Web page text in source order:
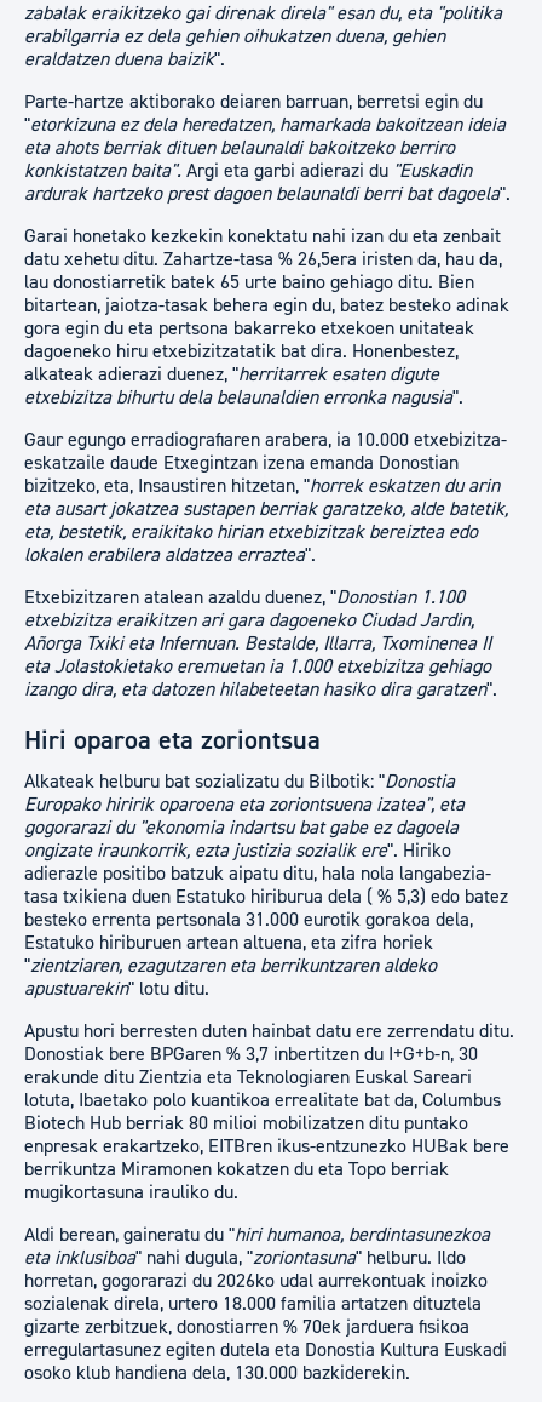
zabalak eraikitzeko gai direnak direla" esan du, eta "politika
erabilgarria ez dela gehien oihukatzen duena, gehien
eraldatzen duena baizik".
Parte-hartze aktiborako deiaren barruan, berretsi egin du
"etorkizuna ez dela heredatzen, hamarkada bakoitzean ideia
eta ahots berriak dituen belaunaldi bakoitzeko berriro
konkistatzen baita". Argi eta garbi adierazi du "Euskadin
ardurak hartzeko prest dagoen belaunaldi berri bat dagoela".
Garai honetako kezkekin konektatu nahi izan du eta zenbait
datu xehetu ditu. Zahartze-tasa % 26,5era iristen da, hau da,
lau donostiarretik batek 65 urte baino gehiago ditu. Bien
bitartean, jaiotza-tasak behera egin du, batez besteko adinak
gora egin du eta pertsona bakarreko etxekoen unitateak
dagoeneko hiru etxebizitzatatik bat dira. Honenbestez,
alkateak adierazi duenez, "herritarrek esaten digute
etxebizitza bihurtu dela belaunaldien erronka nagusia".
Gaur egungo erradiografiaren arabera, ia 10.000 etxebizitza-
eskatzaile daude Etxegintzan izena emanda Donostian
bizitzeko, eta, Insaustiren hitzetan, "horrek eskatzen du arin
eta ausart jokatzea sustapen berriak garatzeko, alde batetik,
eta, bestetik, eraikitako hirian etxebizitzak bereiztea edo
lokalen erabilera aldatzea erraztea".
Etxebizitzaren atalean azaldu duenez, "Donostian 1.100
etxebizitza eraikitzen ari gara dagoeneko Ciudad Jardin,
Añorga Txiki eta Infernuan. Bestalde, Illarra, Txominenea II
eta Jolastokietako eremuetan ia 1.000 etxebizitza gehiago
izango dira, eta datozen hilabeteetan hasiko dira garatzen".
Hiri oparoa eta zoriontsua
Alkateak helburu bat sozializatu du Bilbotik: "Donostia
Europako hiririk oparoena eta zoriontsuena izatea", eta
gogorarazi du "ekonomia indartsu bat gabe ez dagoela
ongizate iraunkorrik, ezta justizia sozialik ere". Hiriko
adierazle positibo batzuk aipatu ditu, hala nola langabezia-
tasa txikiena duen Estatuko hiriburua dela ( % 5,3) edo batez
besteko errenta pertsonala 31.000 eurotik gorakoa dela,
Estatuko hiriburuen artean altuena, eta zifra horiek
"zientziaren, ezagutzaren eta berrikuntzaren aldeko
apustuarekin" lotu ditu.
Apustu hori berresten duten hainbat datu ere zerrendatu ditu.
Donostiak bere BPGaren % 3,7 inbertitzen du I+G+b-n, 30
erakunde ditu Zientzia eta Teknologiaren Euskal Sareari
lotuta, Ibaetako polo kuantikoa errealitate bat da, Columbus
Biotech Hub berriak 80 milioi mobilizatzen ditu puntako
enpresak erakartzeko, EITBren ikus-entzunezko HUBak bere
berrikuntza Miramonen kokatzen du eta Topo berriak
mugikortasuna irauliko du.
Aldi berean, gaineratu du "hiri humanoa, berdintasunezkoa
eta inklusiboa" nahi dugula, "zoriontasuna" helburu. Ildo
horretan, gogorarazi du 2026ko udal aurrekontuak inoizko
sozialenak direla, urtero 18.000 familia artatzen dituztela
gizarte zerbitzuek, donostiarren % 70ek jarduera fisikoa
erregulartasunez egiten dutela eta Donostia Kultura Euskadi
osoko klub handiena dela, 130.000 bazkiderekin.